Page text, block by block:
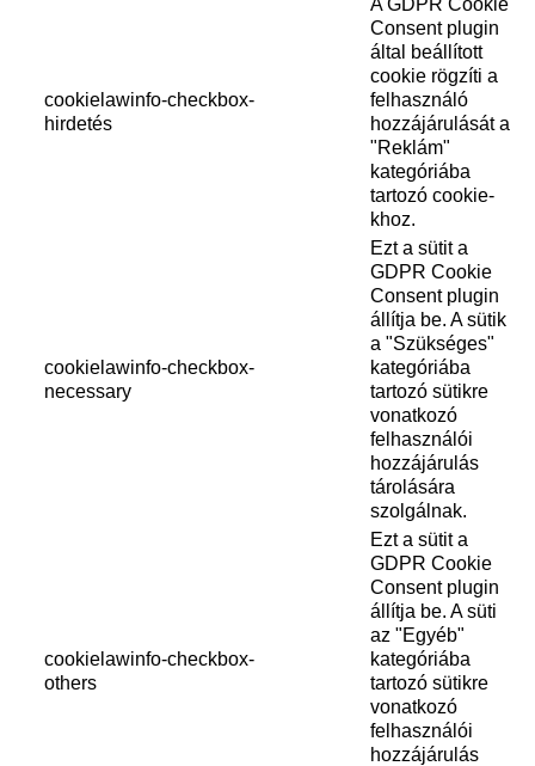
cookielawinfo-checkbox-
hirdetés
Consent plugin
által beállított
cookie rögzíti a
felhasználó
hozzájárulását a
"Reklám"
kategóriába
tartozó cookie-
khoz.
cookielawinfo-checkbox-
necessary
Ezt a sütit a
GDPR Cookie
Consent plugin
állítja be. A sütik
a "Szükséges"
kategóriába
tartozó sütikre
vonatkozó
felhasználói
hozzájárulás
tárolására
szolgálnak.
cookielawinfo-checkbox-
others
Ezt a sütit a
GDPR Cookie
Consent plugin
állítja be. A süti
az "Egyéb"
kategóriába
tartozó sütikre
vonatkozó
felhasználói
hozzájárulás